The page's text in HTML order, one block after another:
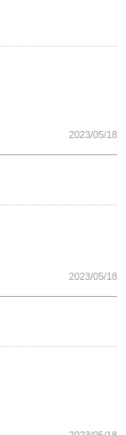
2023/05/18
2023/05/18